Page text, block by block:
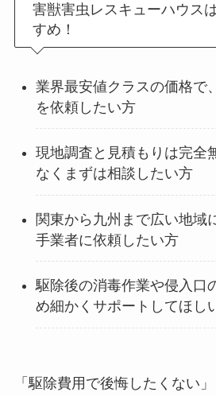
害獣害虫レスキューハウス
すめ！
業界最安値クラスの価格で
を依頼したい方
現地調査と見積もりは完全
なくまずは相談したい方
関東から九州まで広い地域
手業者に依頼したい方
駆除後の消毒作業や侵入口
め細かくサポートしてほし
「駆除費用で後悔したくない